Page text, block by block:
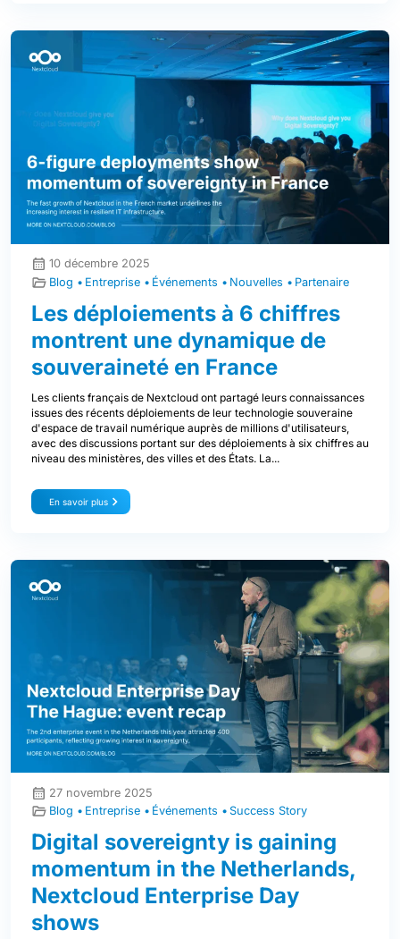
10 décembre 2025
Blog
Entreprise Événements Nouvelles Partenaire
Les déploiements à 6 chiffres
montrent une dynamique de
souveraineté en France
Les clients français de Nextcloud ont partagé leurs connaissances
issues des récents déploiements de leur technologie souveraine
d'espace de travail numérique auprès de millions d'utilisateurs,
avec des discussions portant sur des déploiements à six chiffres au
niveau des ministères, des villes et des États. La...
En savoir plus
27 novembre 2025
Blog
Entreprise Événements Success Story
Digital sovereignty is gaining
momentum in the Netherlands,
Nextcloud Enterprise Day
shows